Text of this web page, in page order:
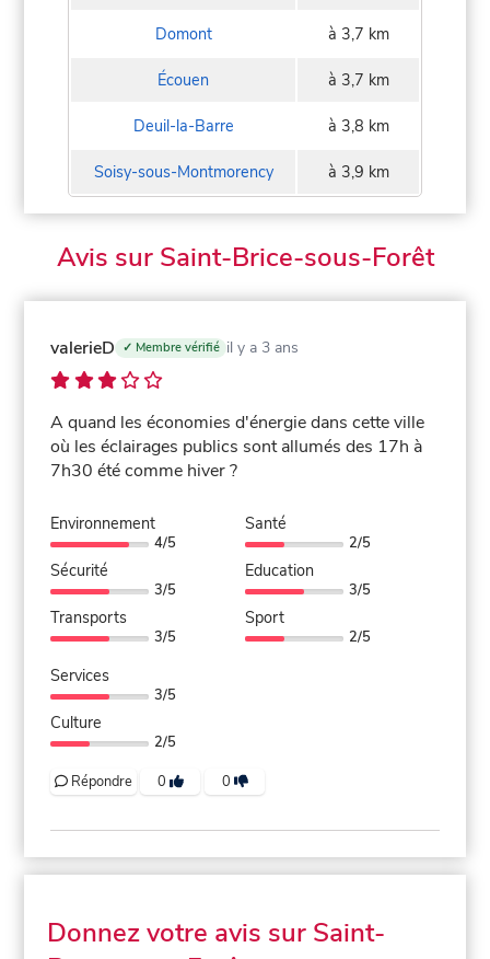
Domont à 3,7 km
Écouen à 3,7 km
Deuil-la-Barre à 3,8 km
Soisy-sous-Montmorency à 3,9 km
Avis sur Saint-Brice-sous-Forêt
valerieD ✓ Membre vérifié il y a 3 ans
A quand les économies d'énergie dans cette ville
où les éclairages publics sont allumés des 17h à
7h30 été comme hiver ?
Environnement
4/5
Sécurité
3/5
Transports
3/5
Santé
2/5
Education
3/5
Sport
2/5
Services
3/5
Culture
2/5
Répondre 0 0
Donnez votre avis sur Saint-